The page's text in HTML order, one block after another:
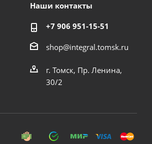
Наши контакты
+7 906 951-15-51
shop@integral.tomsk.ru
г. Томск, Пр. Ленина,
30/2